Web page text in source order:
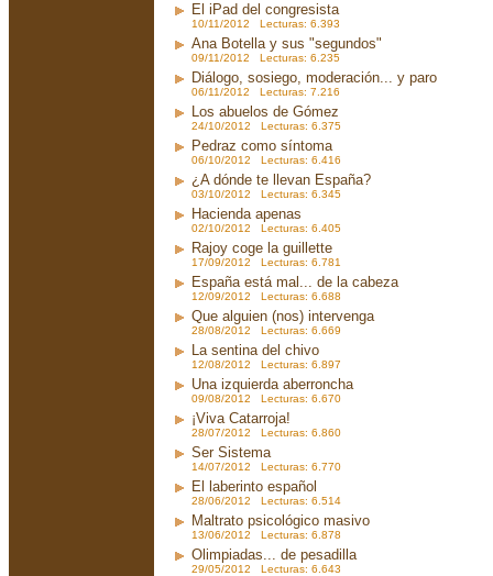
El iPad del congresista
10/11/2012 Lecturas: 6.393
Ana Botella y sus "segundos"
09/11/2012 Lecturas: 6.235
Diálogo, sosiego, moderación... y paro
06/11/2012 Lecturas: 7.216
Los abuelos de Gómez
24/10/2012 Lecturas: 6.375
Pedraz como síntoma
06/10/2012 Lecturas: 6.416
¿A dónde te llevan España?
03/10/2012 Lecturas: 6.345
Hacienda apenas
02/10/2012 Lecturas: 6.405
Rajoy coge la guillette
17/09/2012 Lecturas: 6.781
España está mal... de la cabeza
12/09/2012 Lecturas: 6.688
Que alguien (nos) intervenga
28/08/2012 Lecturas: 6.669
La sentina del chivo
12/08/2012 Lecturas: 6.897
Una izquierda aberroncha
09/08/2012 Lecturas: 6.670
¡Viva Catarroja!
28/07/2012 Lecturas: 6.860
Ser Sistema
14/07/2012 Lecturas: 6.770
El laberinto español
28/06/2012 Lecturas: 6.514
Maltrato psicológico masivo
13/06/2012 Lecturas: 6.878
Olimpiadas... de pesadilla
29/05/2012 Lecturas: 6.643